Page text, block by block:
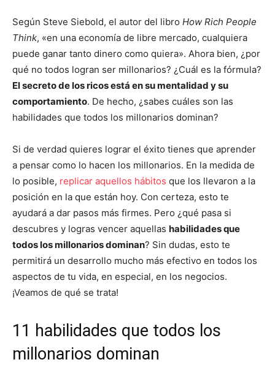
Según Steve Siebold, el autor del libro How Rich People
Think, «en una economía de libre mercado, cualquiera
puede ganar tanto dinero como quiera». Ahora bien, ¿por
qué no todos logran ser millonarios? ¿Cuál es la fórmula?
El secreto de los ricos está en su mentalidad y su
comportamiento. De hecho, ¿sabes cuáles son las
habilidades que todos los millonarios dominan?
Si de verdad quieres lograr el éxito tienes que aprender
a pensar como lo hacen los millonarios. En la medida de
lo posible, replicar aquellos hábitos que los llevaron a la
posición en la que están hoy. Con certeza, esto te
ayudará a dar pasos más firmes. Pero ¿qué pasa si
descubres y logras vencer aquellas habilidades que
todos los millonarios dominan? Sin dudas, esto te
permitirá un desarrollo mucho más efectivo en todos los
aspectos de tu vida, en especial, en los negocios.
¡Veamos de qué se trata!
11 habilidades que todos los
millonarios dominan